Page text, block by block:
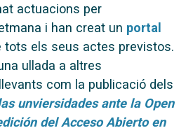
actuacions per
i han creat un portal
tots els seus actes previstos.
ullada a altres
com la publicació dels
unviersidades ante la Open
del Acceso Abierto en